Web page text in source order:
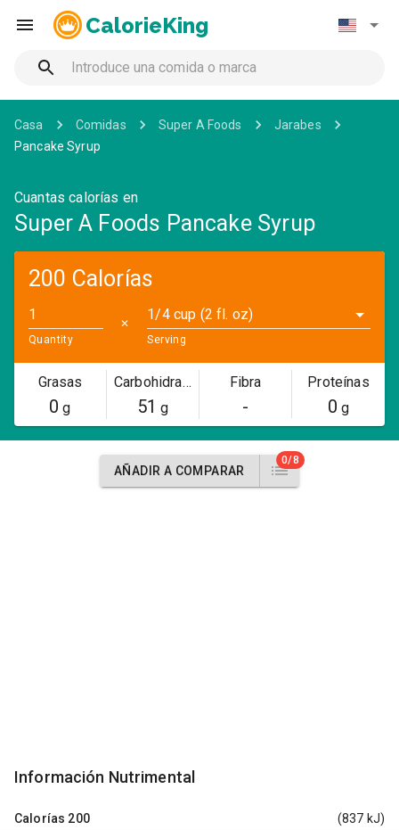
CalorieKing
Casa Comidas Super A Foods
Jarabes
Pancake Syrup
Cuantas calorías en
Super A Foods Pancake Syrup
200 Calorías
Quantity
✕
1/4 cup (2 fl. oz)
Serving
Grasas
0 g
Carbohidratos
51 g
Fibra
-
Proteínas
0 g
AÑADIR A COMPARAR
0/8
Información Nutrimental
Calorías 200 (837 kJ)